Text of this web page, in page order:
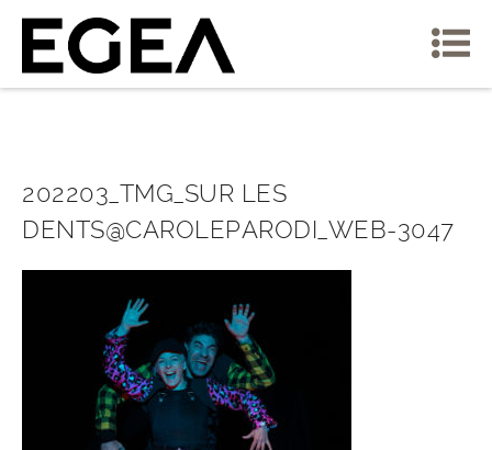
202203_TMG_SUR LES
DENTS@CAROLEPARODI_WEB-3047